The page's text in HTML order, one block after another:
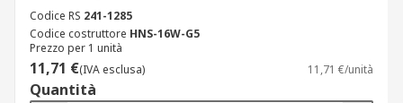
Codice RS 241-1285
Codice costruttore HNS-16W-G5
Prezzo per 1 unità
11,71 €(IVA esclusa) 11,71 €/unità
Quantità